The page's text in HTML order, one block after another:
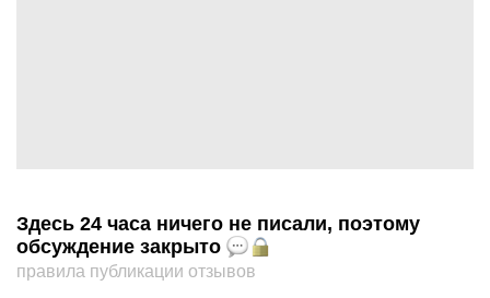
Здесь 24 часа ничего не писали, поэтому
обсуждение закрыто
правила публикации отзывов